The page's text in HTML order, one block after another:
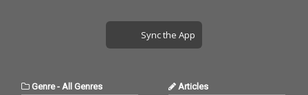
Sync the App
Genre- All Genres Articles